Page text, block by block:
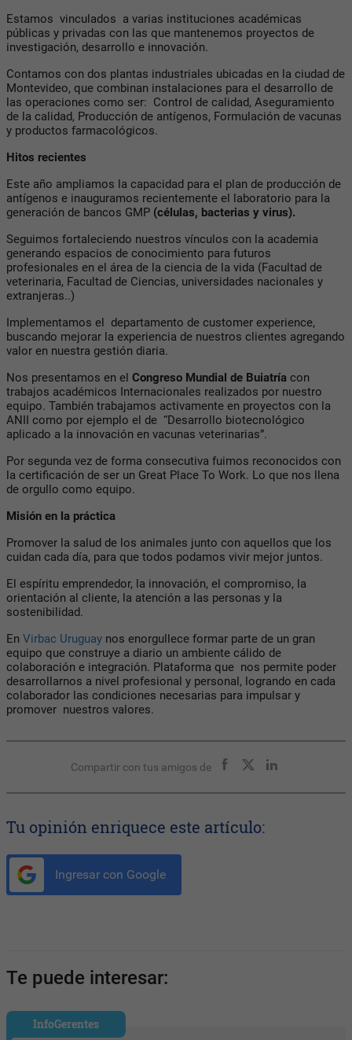
Estamos vinculados a varias instituciones académicas
públicas y privadas con las que mantenemos proyectos de
investigación, desarrollo e innovación.
Contamos con dos plantas industriales ubicadas en la ciudad de
Montevideo, que combinan instalaciones para el desarrollo de
las operaciones como ser: Control de calidad, Aseguramiento
de la calidad, Producción de antígenos, Formulación de vacunas
y productos farmacológicos.
Hitos recientes
Este año ampliamos la capacidad para el plan de producción de
antígenos e inauguramos recientemente el laboratorio para la
generación de bancos GMP (células, bacterias y virus).
Seguimos fortaleciendo nuestros vínculos con la academia
generando espacios de conocimiento para futuros
profesionales en el área de la ciencia de la vida (Facultad de
veterinaria, Facultad de Ciencias, universidades nacionales y
extranjeras..)
Implementamos el departamento de customer experience,
buscando mejorar la experiencia de nuestros clientes agregando
valor en nuestra gestión diaria.
Nos presentamos en el Congreso Mundial de Buiatría con
trabajos académicos Internacionales realizados por nuestro
equipo. También trabajamos activamente en proyectos con la
ANII como por ejemplo el de “Desarrollo biotecnológico
aplicado a la innovación en vacunas veterinarias”.
Por segunda vez de forma consecutiva fuimos reconocidos con
la certificación de ser un Great Place To Work. Lo que nos llena
de orgullo como equipo.
Misión en la práctica
Promover la salud de los animales junto con aquellos que los
cuidan cada día, para que todos podamos vivir mejor juntos.
El espíritu emprendedor, la innovación, el compromiso, la
orientación al cliente, la atención a las personas y la
sostenibilidad.
En Virbac Uruguay nos enorgullece formar parte de un gran
equipo que construye a diario un ambiente cálido de
colaboración e integración. Plataforma que nos permite poder
desarrollarnos a nivel profesional y personal, logrando en cada
colaborador las condiciones necesarias para impulsar y
promover nuestros valores.
Compartir con tus amigos de
Tu opinión enriquece este artículo:
Ingresar con Google
Te puede interesar:
InfoGerentes